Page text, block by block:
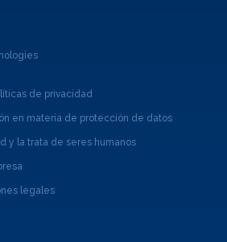
de privacidad
en materia de protección de datos
y la trata de seres humanos
legales